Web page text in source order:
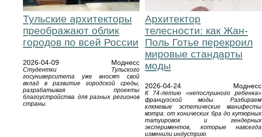
Тульские архитекторы
преображают облик
городов по всей России
2026-04-09 Моднесс
Студентки Тульского
госуниверситета уже вносят свой
вклад в развитие городской среды,
разрабатывая проекты
благоустройства для разных регионов
страны.
Архитектор
телесности: как Жан-
Поль Готье перекроил
мировые стандарты
моды
2026-04-24 Моднесс
К 74-летию «непослушного ребенка»
французской моды. Разбираем
ключевые эстетические манифесты
мэтра: от конических бра до кутюрных
татуировок и гендерных
экспериментов, которые навсегда
изменили индустрию.